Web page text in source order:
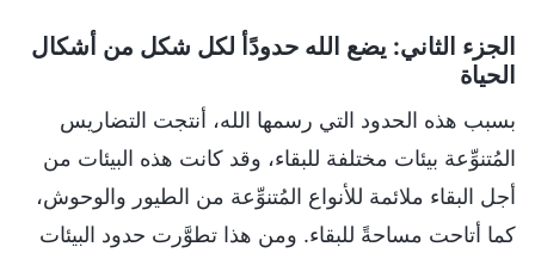
الجزء الثاني: يضع الله حدودًأ لكل شكل من أشكال
الحياة
بسبب هذه الحدود التي رسمها الله، أنتجت التضاريس
المُتنوِّعة بيئات مختلفة للبقاء، وقد كانت هذه البيئات من
أجل البقاء ملائمة للأنواع المُتنوِّعة من الطيور والوحوش،
كما أتاحت مساحةً للبقاء. ومن هذا تطوَّرت حدود البيئات